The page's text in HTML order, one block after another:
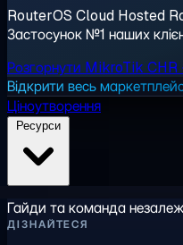
RouterOS Cloud Hosted
Застосунок №1 наших
Розгорнути MikroTik
Відкрити весь
Ціноутворення
Гайди та команда
ДІЗНАЙТЕСЯ